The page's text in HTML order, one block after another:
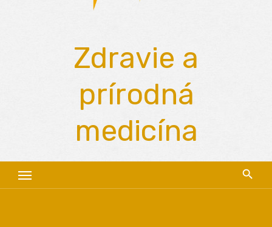
Zdravie a
prírodná
medicína